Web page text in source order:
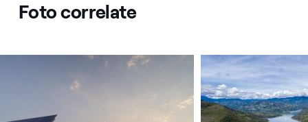
Foto correlate
Colombia: Fundacion Colombia: Guavio